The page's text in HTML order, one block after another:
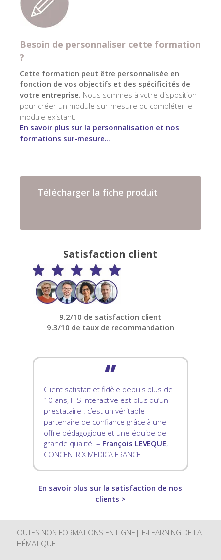
Besoin de personnaliser cette formation
?
Cette formation peut être personnalisée en
fonction de vos objectifs et des spécificités de
votre entreprise. Nous sommes à votre disposition
pour créer un module sur-mesure ou compléter le
module existant.
En savoir plus sur la personnalisation et nos
formations sur-mesure…
Télécharger la fiche produit
Satisfaction client
9.2/10 de satisfaction client
9.3/10 de taux de recommandation
‘’
Client satisfait et fidèle depuis plus de
10 ans, IFIS Interactive est plus qu’un
prestataire : c’est un véritable
partenaire de confiance grâce à une
offre pédagogique et une équipe de
grande qualité. – François LEVEQUE,
CONCENTRIX MEDICA FRANCE
En savoir plus sur la satisfaction de nos
clients >
TOUTES NOS FORMATIONS EN LIGNE| E-LEARNING DE LA
THÉMATIQUE